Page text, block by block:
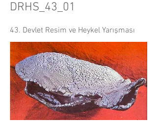
DRHS_43_01
43. Devlet Resim ve Heykel Yarışması